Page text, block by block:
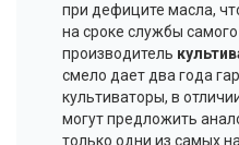
при дефиците масла,
на сроке службы
производитель
смело дает два года
культиваторы, в
могут предложить
только одни из самых